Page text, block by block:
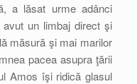
a lăsat urme adânci
un limbaj direct şi
măsură şi mai marilor
pacea asupra ţării
Amos îşi ridică glasul